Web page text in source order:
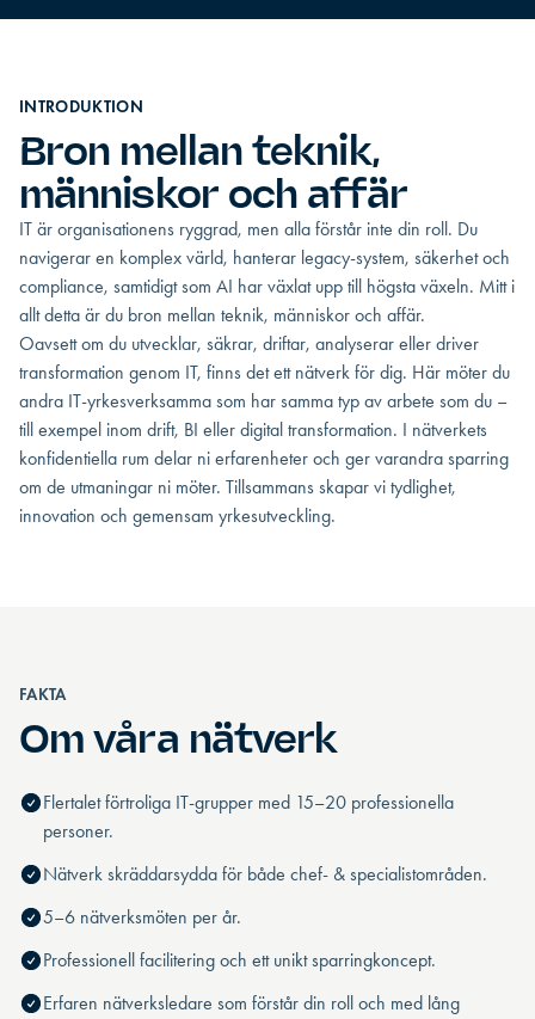
INTRODUKTION
Bron mellan teknik,
människor och affär
IT är organisationens ryggrad, men alla förstår inte din roll. Du
navigerar en komplex värld, hanterar legacy-system, säkerhet och
compliance, samtidigt som AI har växlat upp till högsta växeln. Mitt i
allt detta är du bron mellan teknik, människor och affär.
Oavsett om du utvecklar, säkrar, driftar, analyserar eller driver
transformation genom IT, finns det ett nätverk för dig. Här möter du
andra IT-yrkesverksamma som har samma typ av arbete som du –
till exempel inom drift, BI eller digital transformation. I nätverkets
konfidentiella rum delar ni erfarenheter och ger varandra sparring
om de utmaningar ni möter. Tillsammans skapar vi tydlighet,
innovation och gemensam yrkesutveckling.
FAKTA
Om våra nätverk
Flertalet förtroliga IT-grupper med 15–20 professionella
personer.
Nätverk skräddarsydda för både chef- & specialistområden.
5–6 nätverksmöten per år.
Professionell facilitering och ett unikt sparringkoncept.
Erfaren nätverksledare som förstår din roll och med lång